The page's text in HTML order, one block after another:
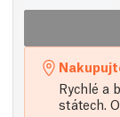
Rychlé a
státech.